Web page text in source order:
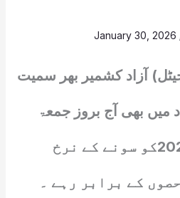
January 30, 2026
آزاد کشمیر بھر سمیت
میں بھی آج بروز جمعۃ
المبارک 30جنوری 2026کو سونے کے نرخ
کے برابر رہے ۔